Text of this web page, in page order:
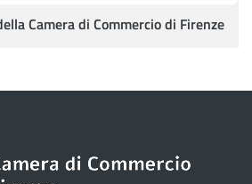
Camera di Commercio di Firenze